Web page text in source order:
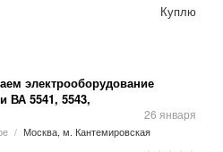
электрооборудование
ВА 5541, 5543,
26 января
/ Москва, м. Кантемировская
Куплю